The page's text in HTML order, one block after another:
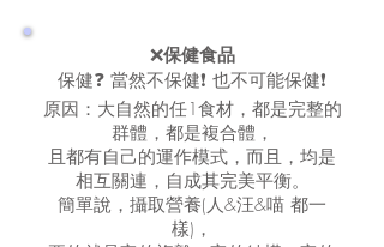
❌保健食品
保健❓ 當然不保健❗ 也不可能保健❗
原因：大自然的任1食材，都是完整的
群體，都是複合體，
且都有自己的運作模式，而且，均是
相互關連，自成其完美平衡。
簡單說，攝取營養(人&汪&喵 都一
樣)，